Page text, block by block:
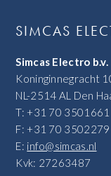
SIMCAS
Simcas Electro b.v.
Koninginnegracht
NL-2514 AL Den
T: +31 70 3501661
F: +31 70 3502279
E: info@simcas.nl
Kvk: 27263487